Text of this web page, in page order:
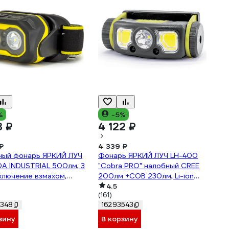
₽
фонарь ЯРКИЙ ЛУЧ
INDUSTRIAL 500лм, 3
взмахом,
на каску,
2000mAh
-5%
4 122 ₽
4 339 ₽
Фонарь ЯРКИЙ ЛУЧ LH-400
"Cobra PRO" налобный CREE
200лм +COB 230лм, Li-ion
2600mAh 4606400106302
4.5
(161)
16293543
В корзину